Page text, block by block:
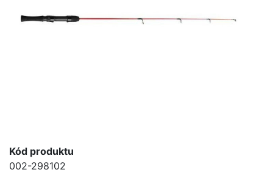
Kód produktu
002-298102